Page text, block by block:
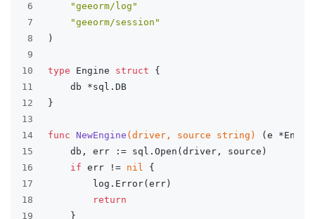
6
7
8
9
10
11
12
13
14
15
16
17
18
19
"geeorm/log"
"geeorm/session"
)
type Engine struct {
	db *sql.DB
}
func NewEngine (driver, source string )
(e
	db, err := sql.Open(driver, source)
if err != nil {
		log.Error(err)
return
	}